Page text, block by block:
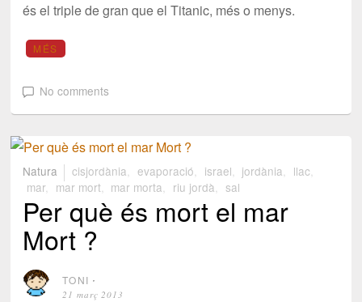
és el triple de gran que el Titanic, més o menys.
MÉS
No comments
Natura cisjordània evaporació israel jordània llac
mar, mar mort, mar morta riu jordà sal
Per què és mort el mar
Mort ?
TONI ⋅
21 març 2013